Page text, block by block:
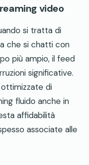
video
si tratta di
che si chatti con
più ampio, il feed
significative.
di
fluido anche in
affidabilità
associate alle